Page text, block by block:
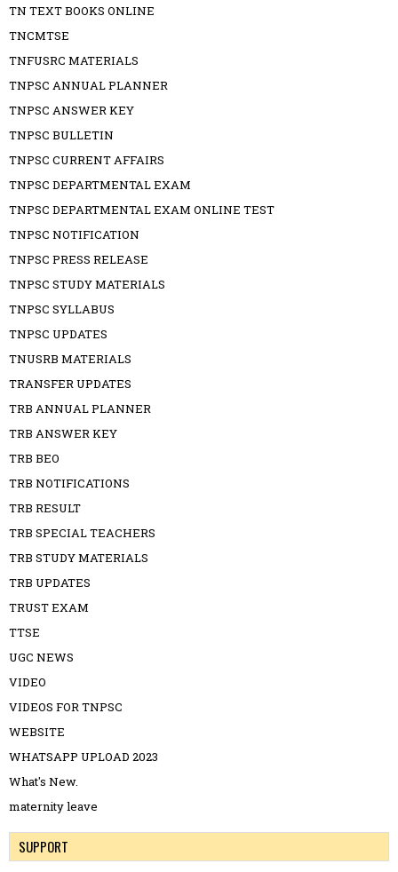
TN TEXT BOOKS ONLINE
TNCMTSE
TNFUSRC MATERIALS
TNPSC ANNUAL PLANNER
TNPSC ANSWER KEY
TNPSC BULLETIN
TNPSC CURRENT AFFAIRS
TNPSC DEPARTMENTAL EXAM
TNPSC DEPARTMENTAL EXAM ONLINE TEST
TNPSC NOTIFICATION
TNPSC PRESS RELEASE
TNPSC STUDY MATERIALS
TNPSC SYLLABUS
TNPSC UPDATES
TNUSRB MATERIALS
TRANSFER UPDATES
TRB ANNUAL PLANNER
TRB ANSWER KEY
TRB BEO
TRB NOTIFICATIONS
TRB RESULT
TRB SPECIAL TEACHERS
TRB STUDY MATERIALS
TRB UPDATES
TRUST EXAM
TTSE
UGC NEWS
VIDEO
VIDEOS FOR TNPSC
WEBSITE
WHATSAPP UPLOAD 2023
What's New.
maternity leave
SUPPORT